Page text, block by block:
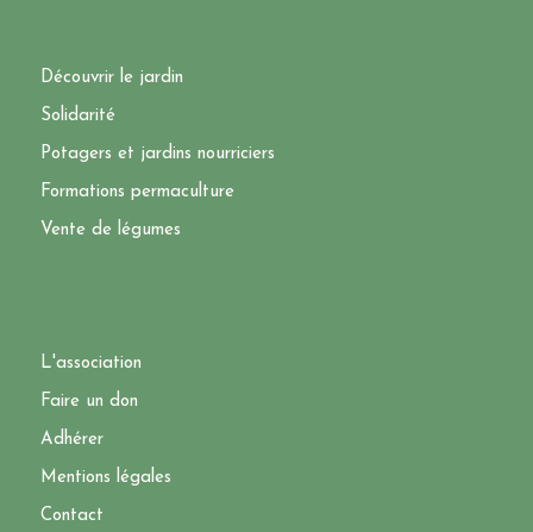
Découvrir le jardin
Solidarité
Potagers et jardins nourriciers
Formations permaculture
Vente de légumes
L'association
Faire un don
Adhérer
Mentions légales
Contact